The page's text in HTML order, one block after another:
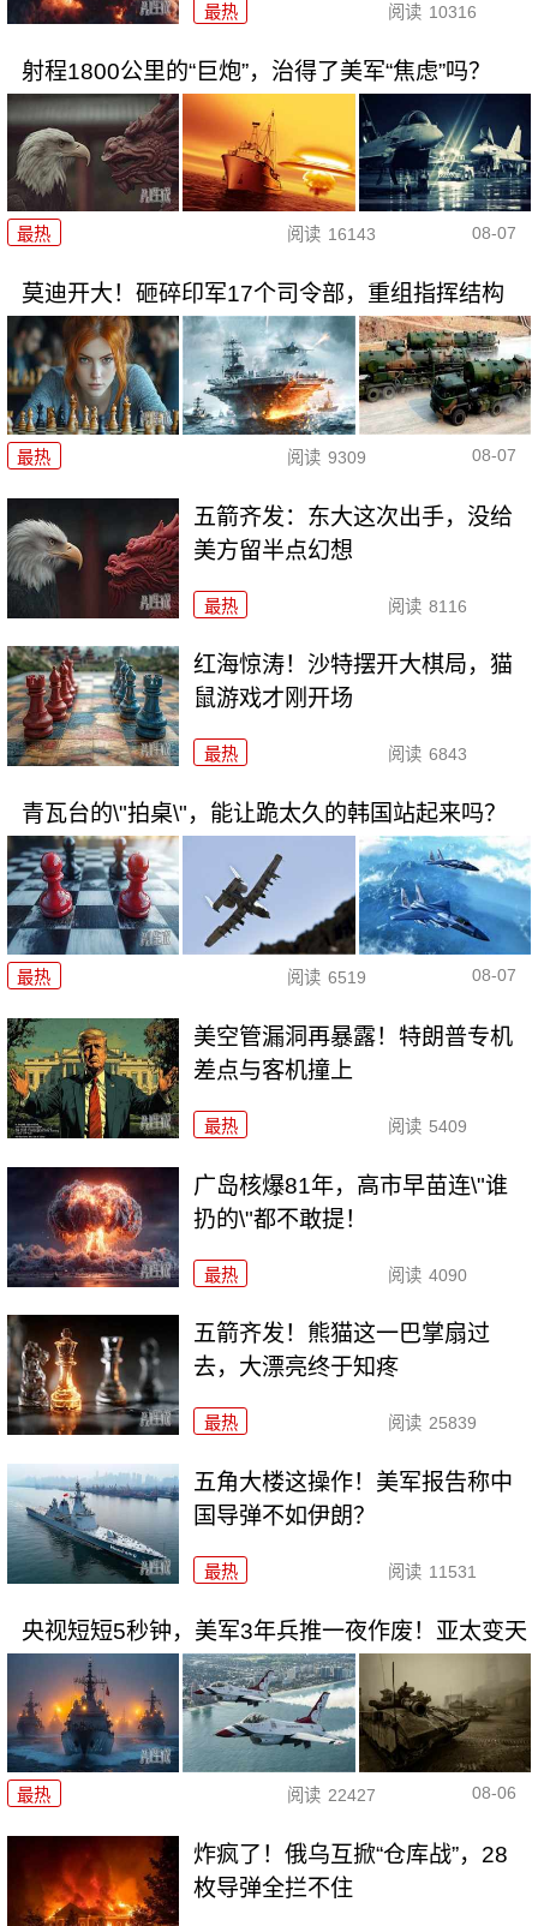
最热 阅读 10316
射程1800公里的“巨炮”，治得了美军“焦虑”吗？
最热 阅读 16143 08-07
莫迪开大！砸碎印军17个司令部，重组指挥结构
最热 阅读 9309 08-07
五箭齐发：东大这次出手，没给
美方留半点幻想
最热 阅读 8116
红海惊涛！沙特摆开大棋局，猫
鼠游戏才刚开场
最热 阅读 6843
青瓦台的\"拍桌\"，能让跪太久的韩国站起来吗？
最热 阅读 6519 08-07
美空管漏洞再暴露！特朗普专机
差点与客机撞上
最热 阅读 5409
广岛核爆81年，高市早苗连\"谁
扔的\"都不敢提！
最热 阅读 4090
五箭齐发！熊猫这一巴掌扇过
去，大漂亮终于知疼
最热 阅读 25839
五角大楼这操作！美军报告称中
国导弹不如伊朗？
最热 阅读 11531
央视短短5秒钟，美军3年兵推一夜作废！亚太变天
最热 阅读 22427 08-06
炸疯了！俄乌互掀“仓库战”，28
枚导弹全拦不住